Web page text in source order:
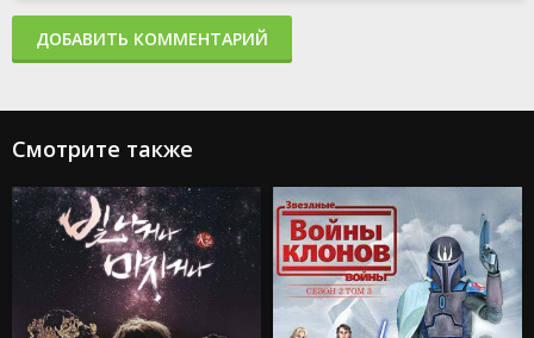
ДОБАВИТЬ КОММЕНТАРИЙ
Смотрите также